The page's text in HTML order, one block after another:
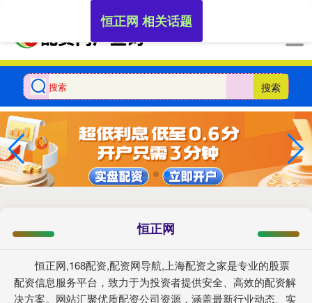
搜索
恒正网
恒正网,168配资,配资网导航,上海配资之家是专业的股票
配资信息服务平台，致力于为投资者提供安全、高效的配资解
决方案。网站汇聚优质配资公司资源，涵盖最新行业动态、实
恒正网 相关话题